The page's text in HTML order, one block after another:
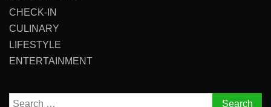
CHECK-IN
CULINARY
LIFESTYLE
ENTERTAINMENT
Search